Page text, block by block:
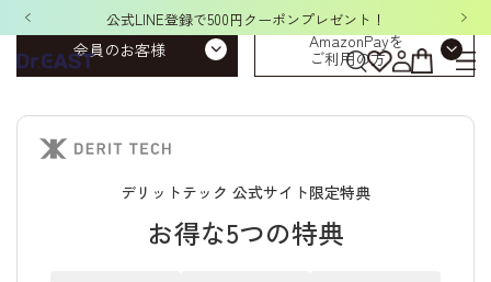
公式LINE登録で500円クーポンプレゼント！
会員のお客様
AmazonPayを
ご利用の方
デリットテック 公式サイト限定特典
お得な5つの特典